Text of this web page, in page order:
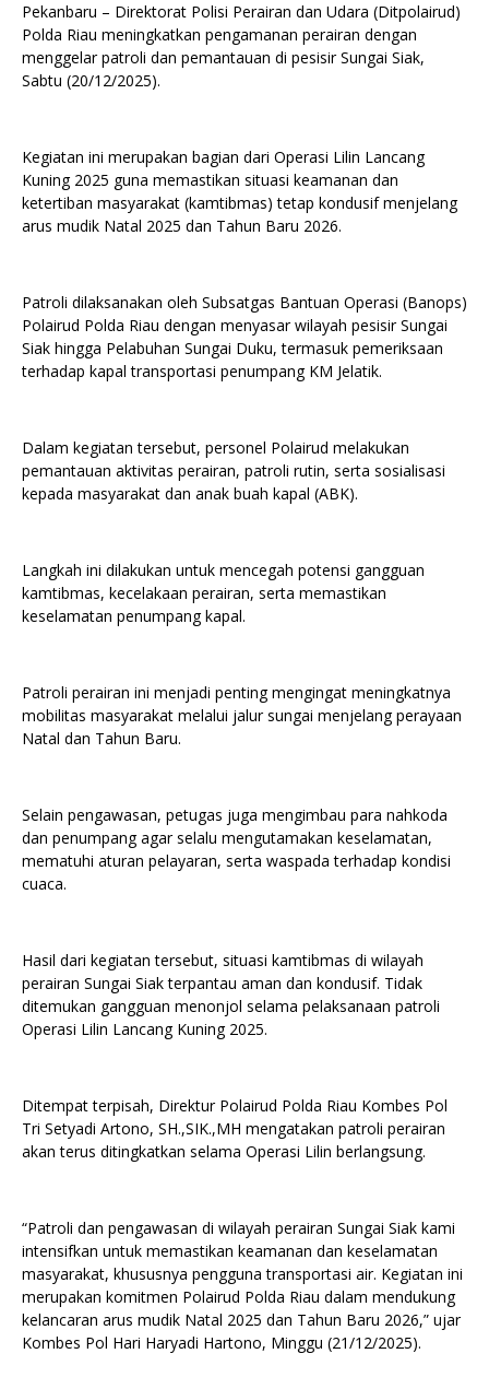
Pekanbaru – Direktorat Polisi Perairan dan Udara (Ditpolairud)
Polda Riau meningkatkan pengamanan perairan dengan
menggelar patroli dan pemantauan di pesisir Sungai Siak,
Sabtu (20/12/2025).
Kegiatan ini merupakan bagian dari Operasi Lilin Lancang
Kuning 2025 guna memastikan situasi keamanan dan
ketertiban masyarakat (kamtibmas) tetap kondusif menjelang
arus mudik Natal 2025 dan Tahun Baru 2026.
Patroli dilaksanakan oleh Subsatgas Bantuan Operasi (Banops)
Polairud Polda Riau dengan menyasar wilayah pesisir Sungai
Siak hingga Pelabuhan Sungai Duku, termasuk pemeriksaan
terhadap kapal transportasi penumpang KM Jelatik.
Dalam kegiatan tersebut, personel Polairud melakukan
pemantauan aktivitas perairan, patroli rutin, serta sosialisasi
kepada masyarakat dan anak buah kapal (ABK).
Langkah ini dilakukan untuk mencegah potensi gangguan
kamtibmas, kecelakaan perairan, serta memastikan
keselamatan penumpang kapal.
Patroli perairan ini menjadi penting mengingat meningkatnya
mobilitas masyarakat melalui jalur sungai menjelang perayaan
Natal dan Tahun Baru.
Selain pengawasan, petugas juga mengimbau para nahkoda
dan penumpang agar selalu mengutamakan keselamatan,
mematuhi aturan pelayaran, serta waspada terhadap kondisi
cuaca.
Hasil dari kegiatan tersebut, situasi kamtibmas di wilayah
perairan Sungai Siak terpantau aman dan kondusif. Tidak
ditemukan gangguan menonjol selama pelaksanaan patroli
Operasi Lilin Lancang Kuning 2025.
Ditempat terpisah, Direktur Polairud Polda Riau Kombes Pol
Tri Setyadi Artono, SH.,SIK.,MH mengatakan patroli perairan
akan terus ditingkatkan selama Operasi Lilin berlangsung.
“Patroli dan pengawasan di wilayah perairan Sungai Siak kami
intensifkan untuk memastikan keamanan dan keselamatan
masyarakat, khususnya pengguna transportasi air. Kegiatan ini
merupakan komitmen Polairud Polda Riau dalam mendukung
kelancaran arus mudik Natal 2025 dan Tahun Baru 2026,” ujar
Kombes Pol Hari Haryadi Hartono, Minggu (21/12/2025).